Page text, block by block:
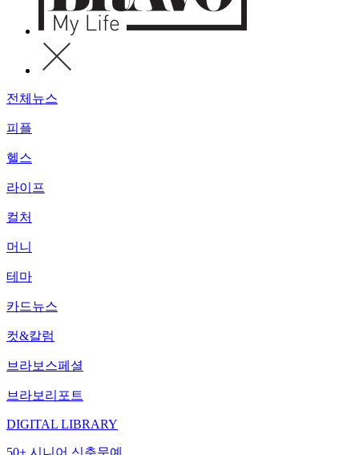
전체뉴스
피플
헬스
라이프
컬처
머니
테마
카드뉴스
컷&칼럼
브라보스페셜
브라보리포트
DIGITAL LIBRARY